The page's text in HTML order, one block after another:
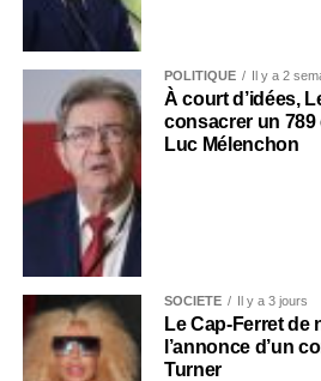
POLITIQUE Il y a 2
À court d’idées,
consacrer un 789
Luc Mélenchon
SOCIÉTÉ Il y a 3 jours
Le Cap-Ferret de
l’annonce d’un
Turner